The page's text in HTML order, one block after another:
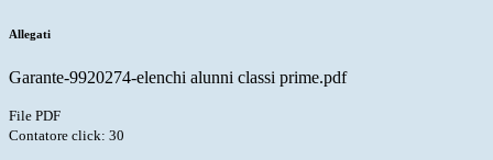
Allegati
Garante-9920274-elenchi alunni classi prime.pdf
File PDF
Contatore click: 30